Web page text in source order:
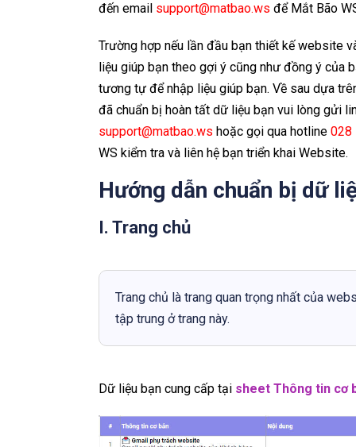
đến email support@matbao.ws để Mắt Bão
Trường hợp nếu lần đầu bạn thiết kế website
liệu giúp bạn theo gợi ý cũng như đồng ý của
tương tự để nhập liệu giúp bạn. Về sau dựa
đã chuẩn bị hoàn tất dữ liệu bạn vui lòng gửi
support@matbao.ws hoặc gọi qua hotline 028
WS kiểm tra và liên hệ bạn triển khai Website.
Hướng dẫn chuẩn bị dữ
I. Trang chủ
Trang chủ là trang quan trọng nhất của
tập trung ở trang này.
Dữ liệu bạn cung cấp tại sheet Thông tin cơ